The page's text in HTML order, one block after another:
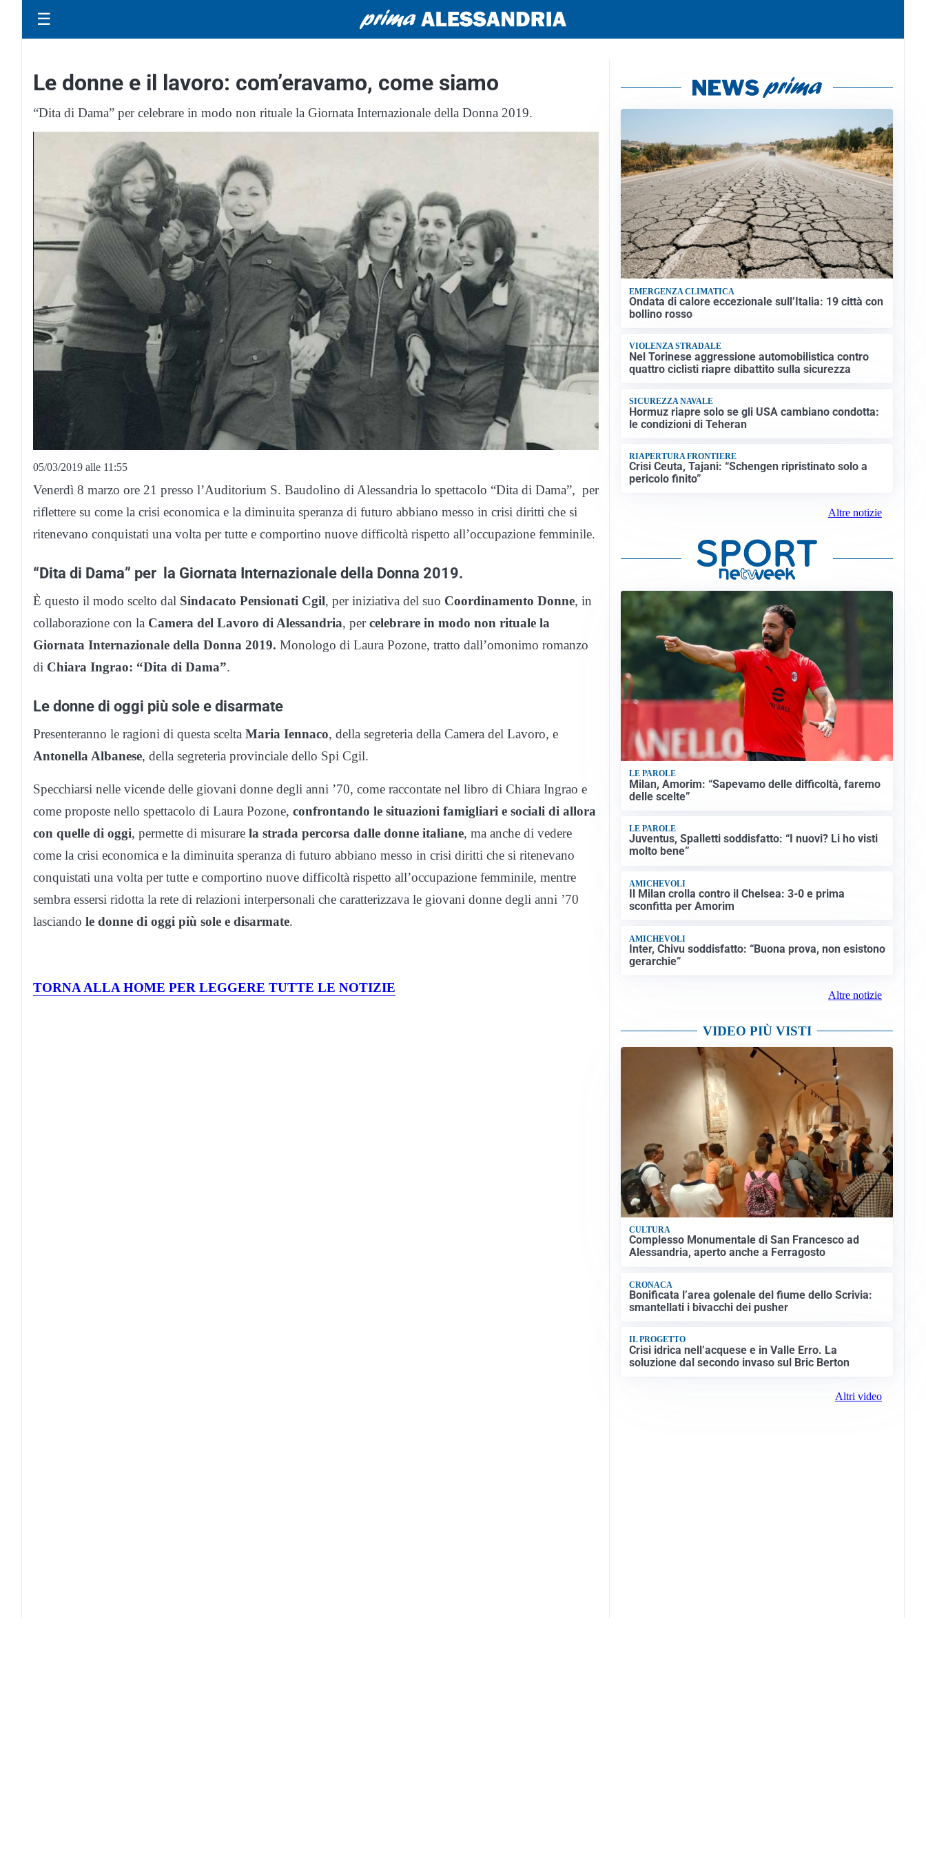
☰
Le donne e il lavoro: com’eravamo, come siamo
“Dita di Dama” per celebrare in modo non rituale la Giornata Internazionale della Donna 2019.
05/03/2019 alle 11:55
Venerdì 8 marzo ore 21 presso l’Auditorium S. Baudolino di Alessandria lo spettacolo “Dita di Dama”, per
riflettere su come la crisi economica e la diminuita speranza di futuro abbiano messo in crisi diritti che si
ritenevano conquistati una volta per tutte e comportino nuove difficoltà rispetto all’occupazione femminile.
“Dita di Dama” per la Giornata Internazionale della Donna 2019.
È questo il modo scelto dal Sindacato Pensionati Cgil, per iniziativa del suo Coordinamento Donne, in
collaborazione con la Camera del Lavoro di Alessandria, percelebrare in modo non rituale la
Giornata Internazionale della Donna 2019. Monologo di Laura Pozone, tratto dall’omonimo romanzo
di Chiara Ingrao: “Dita di Dama”.
Le donne di oggi più sole e disarmate
Presenteranno le ragioni di questa scelta Maria Iennaco, della segreteria della Camera del Lavoro, e
Antonella Albanese, della segreteria provinciale dello Spi Cgil.
Specchiarsi nelle vicende delle giovani donne degli anni ’70, come raccontate nel libro di Chiara Ingrao e
come proposte nello spettacolo di Laura Pozone, confrontando le situazioni famigliari e sociali di allora
con quelle di oggi, permette di misurare la strada percorsa dalle donne italiane, ma anche di vedere
come la crisi economica e la diminuita speranza di futuro abbiano messo in crisi diritti che si ritenevano
conquistati una volta per tutte e comportino nuove difficoltà rispetto all’occupazione femminile, mentre
sembra essersi ridotta la rete di relazioni interpersonali che caratterizzava le giovani donne degli anni ’70
lasciando le donne di oggi più sole e disarmate.
TORNA ALLA HOME PER LEGGERE TUTTE LE NOTIZIE
EMERGENZA CLIMATICA
Ondata di calore eccezionale sull’Italia: 19 città con
bollino rosso
VIOLENZA STRADALE
Nel Torinese aggressione automobilistica contro
quattro ciclisti riapre dibattito sulla sicurezza
SICUREZZA NAVALE
Hormuz riapre solo se gli USA cambiano condotta:
le condizioni di Teheran
RIAPERTURA FRONTIERE
Crisi Ceuta, Tajani: “Schengen ripristinato solo a
pericolo finito”
Altre notizie
LE PAROLE
Milan, Amorim: “Sapevamo delle difficoltà, faremo
delle scelte”
LE PAROLE
Juventus, Spalletti soddisfatto: “I nuovi? Li ho visti
molto bene”
AMICHEVOLI
Il Milan crolla contro il Chelsea: 3-0 e prima
sconfitta per Amorim
AMICHEVOLI
Inter, Chivu soddisfatto: “Buona prova, non esistono
gerarchie”
Altre notizie
VIDEO PIÙ VISTI
CULTURA
Complesso Monumentale di San Francesco ad
Alessandria, aperto anche a Ferragosto
CRONACA
Bonificata l’area golenale del fiume dello Scrivia:
smantellati i bivacchi dei pusher
IL PROGETTO
Crisi idrica nell’acquese e in Valle Erro. La
soluzione dal secondo invaso sul Bric Berton
Altri video